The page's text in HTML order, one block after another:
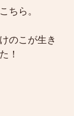
ちら。
のこが生き
！